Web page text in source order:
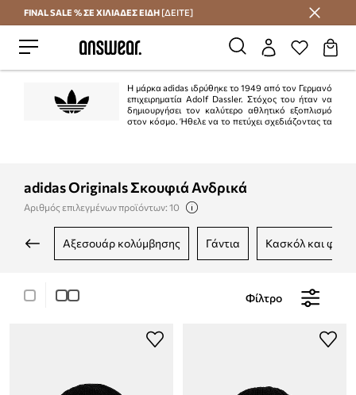
Εξοικονομήστε με το Answear Club
FINAL SALE % ΣΕ ΧΙΛΙΑΔΕΣ ΕΙΔΗ [ΔΕΙΤΕ]
Η μάρκα adidas ιδρύθηκε το 1949 από τον Γερμανό
επιχειρηματία Adolf Dassler. Στόχος του ήταν να
δημιουργήσει τον καλύτερο αθλητικό εξοπλισμό
στον κόσμο. Ήθελε να το πετύχει σχεδιάζοντας τα
adidas Originals Σκουφιά Ανδρικά
Αριθμός επιλεγμένων προϊόντων: 10
αξεσουάρ κολύμβησης γάντια κασκόλ και
Φίλτρο